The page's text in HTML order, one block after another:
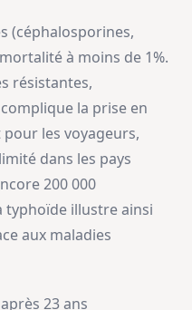
(céphalosporines,
à moins de 1%.
résistantes,
la prise en
les voyageurs,
dans les pays
200 000
typhoïde illustre ainsi
aux maladies
23 ans